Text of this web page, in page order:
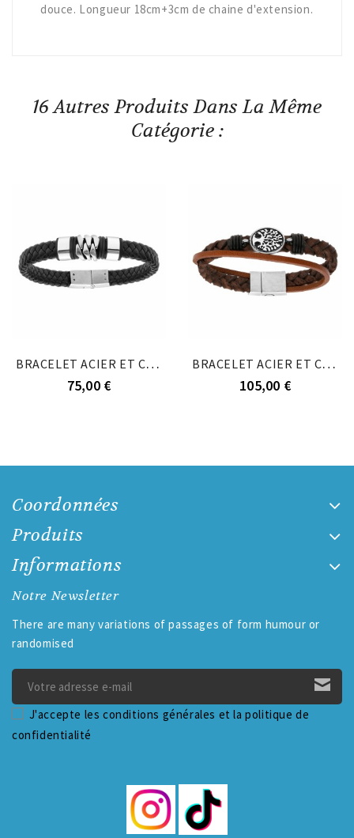
douce. Longueur 18cm+3cm de chaine d'extension.
16 Autres Produits Dans La Même
Catégorie :
BRACELET ACIER ET CUIR TRESSE BOVIN NOIR 20,5CM
75,00 €
BRACELET ACIER ET CUIR TRESSE MARRON AVEC ARBRE...
105,00 €
Coordonnées
Produits
Informations
Notre Newsletter
There are many variations of passages of form humour or
randomised
J'accepte les conditions générales et la politique de
confidentialité